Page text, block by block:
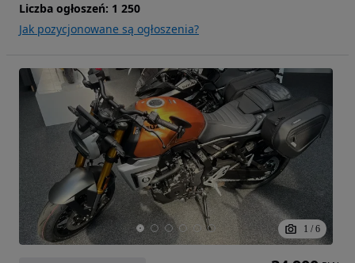
Liczba ogłoszeń: 1 250
Jak pozycjonowane są ogłoszenia?
1 / 6